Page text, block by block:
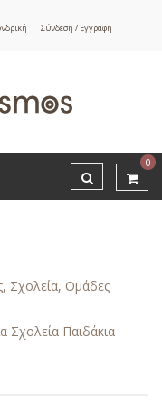
Σύνδεση / Εγγραφή
0
Σχολεία, Ομάδες
Σχολεία Παιδάκια